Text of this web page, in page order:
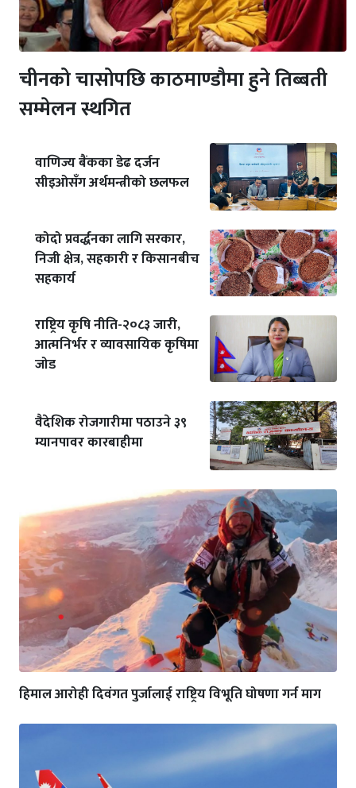
चीनको चासोपछि काठमाण्डौमा हुने तिब्बती
सम्मेलन स्थगित
वाणिज्य बैंकका डेढ दर्जन
सीइओसँग अर्थमन्त्रीको छलफल
कोदो प्रवर्द्धनका लागि सरकार,
निजी क्षेत्र, सहकारी र किसानबीच
सहकार्य
राष्ट्रिय कृषि नीति-२०८३ जारी,
आत्मनिर्भर र व्यावसायिक कृषिमा
जोड
वैदेशिक रोजगारीमा पठाउने ३९
म्यानपावर कारबाहीमा
हिमाल आरोही दिवंगत पुर्जालाई राष्ट्रिय विभूति घोषणा गर्न माग